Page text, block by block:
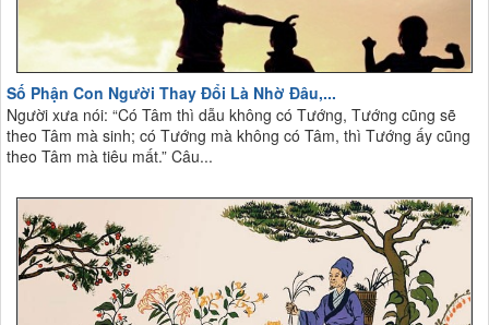
Số Phận Con Người Thay Đổi Là Nhờ Đâu,...
Người xưa nói: “Có Tâm thì dẫu không có Tướng, Tướng cũng sẽ
theo Tâm mà sinh; có Tướng mà không có Tâm, thì Tướng ấy cũng
theo Tâm mà tiêu mất.” Câu...